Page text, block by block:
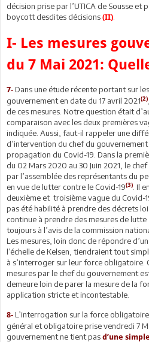
décision prise par l’UTICA de Sousse
boycott desdites décisions (II)
I- Les mesures
du 7 Mai 2021:
7- Dans une étude récente portant sur
gouvernement en date du 17 avril 2021(2)
de ces mesures. Notre question était
comparaison avec les deux premières
indiquée. Aussi, faut-il rappeler une
d’intervention du chef du
propagation du Covid-19. Dans la
du 02 Mars 2020 au 30 Juin 2021, le
par l’assemblée des représentants du
en vue de lutter contre le Covid-19(3) . Il
deuxième et troisième vague du Covid-
pas été habilité à prendre des décrets
continue à prendre des mesures de
toujours à l’avis de la commission
Les mesures, loin donc de répondre
l’échelle de Kelsen, tiendraient tout
à s’interroger sur leur force obligatoire.
mesures par le chef du gouvernement
demeure loin de parer la mesure de la
application stricte et incontestable.
8- L’interrogation sur la force
général et obligatoire prise vendredi 7
gouvernement ne tient pas d’une